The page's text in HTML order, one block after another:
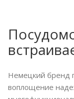
Немецкий бренд
воплощение